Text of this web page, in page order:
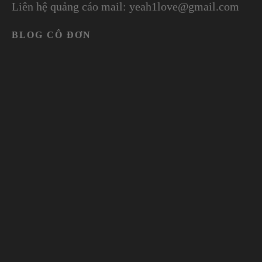
Liên hệ quảng cáo mail: yeah1love@gmail.com
BLOG CÔ ĐƠN